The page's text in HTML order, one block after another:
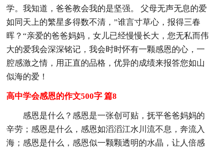
学。我知道，爸爸教会我的是坚强。 父母无声无息的爱
如同天上的繁星多得数不清，”谁言寸草心，报得三春
晖？“亲爱的爸爸妈妈，女儿已经慢慢长大，您无私而伟
大的爱我会深深铭记，我会时时怀有一颗感恩的心，一
腔感激之情，用正直的品格，优异的成绩来报答您如山
似海的爱！
高中学会感恩的作文500字 篇8
感恩是什么？感恩是一张创可贴，抚平爸爸妈妈的
辛劳；感恩是什么，感恩如滔滔江水川流不息，奔流入
海；感恩是什么，感恩似一颗颗透明的水晶，让人倍感